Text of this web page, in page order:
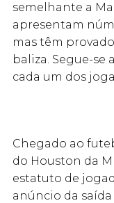
semelhante a
apresentam
mas têm
baliza. Segue-se
cada um dos
Chegado ao
do Houston da
estatuto de
anúncio da